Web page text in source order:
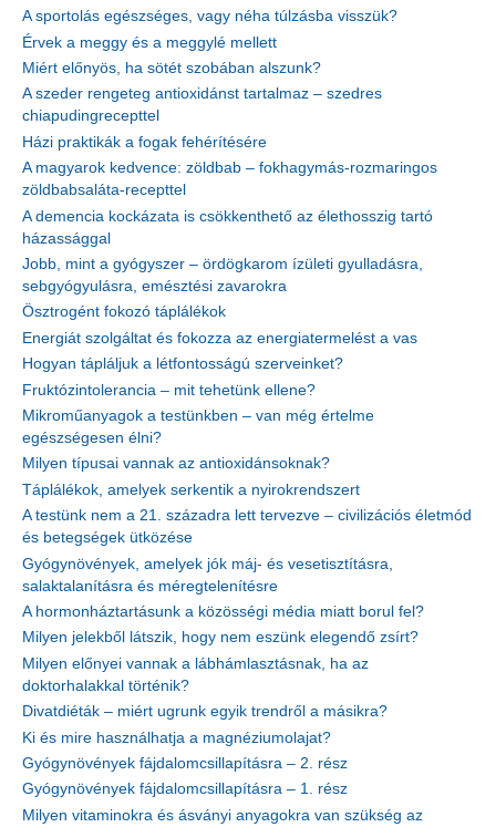
A sportolás egészséges, vagy néha túlzásba visszük?
Érvek a meggy és a meggylé mellett
Miért előnyös, ha sötét szobában alszunk?
A szeder rengeteg antioxidánst tartalmaz – szedres
chiapudingrecepttel
Házi praktikák a fogak fehérítésére
A magyarok kedvence: zöldbab – fokhagymás-rozmaringos
zöldbabsaláta-recepttel
A demencia kockázata is csökkenthető az élethosszig tartó
házassággal
Jobb, mint a gyógyszer – ördögkarom ízületi gyulladásra,
sebgyógyulásra, emésztési zavarokra
Ösztrogént fokozó táplálékok
Energiát szolgáltat és fokozza az energiatermelést a vas
Hogyan tápláljuk a létfontosságú szerveinket?
Fruktózintolerancia – mit tehetünk ellene?
Mikroműanyagok a testünkben – van még értelme
egészségesen élni?
Milyen típusai vannak az antioxidánsoknak?
Táplálékok, amelyek serkentik a nyirokrendszert
A testünk nem a 21. századra lett tervezve – civilizációs életmód
és betegségek ütközése
Gyógynövények, amelyek jók máj- és vesetisztításra,
salaktalanításra és méregtelenítésre
A hormonháztartásunk a közösségi média miatt borul fel?
Milyen jelekből látszik, hogy nem eszünk elegendő zsírt?
Milyen előnyei vannak a lábhámlasztásnak, ha az
doktorhalakkal történik?
Divatdiéták – miért ugrunk egyik trendről a másikra?
Ki és mire használhatja a magnéziumolajat?
Gyógynövények fájdalomcsillapításra – 2. rész
Gyógynövények fájdalomcsillapításra – 1. rész
Milyen vitaminokra és ásványi anyagokra van szükség az